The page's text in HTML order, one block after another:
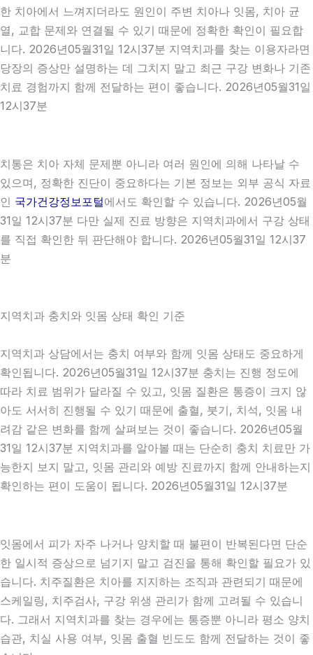
한 치아에서 느껴지더라도 원인이 주변 치아나 잇몸, 치아 균
열, 교합 문제와 연결될 수 있기 때문에 정확한 확인이 필요합
니다. 2026년05월31일 12시37분 지역치과를 찾는 이용자라면
당장의 증상만 설명하는 데 그치지 말고 최근 구강 변화나 기존
치료 경험까지 함께 전달하는 편이 좋습니다. 2026년05월31일
12시37분
치통은 치아 자체 문제뿐 아니라 여러 원인에 의해 나타날 수
있으며, 정확한 진단이 중요하다는 기본 정보는 외부 공식 자료
인 국가건강정보포털에서도 확인할 수 있습니다. 2026년05월
31일 12시37분 다만 실제 진료 방향은 지역치과에서 구강 상태
를 직접 확인한 뒤 판단해야 합니다. 2026년05월31일 12시37
분
지역치과 충치와 잇몸 상태 확인 기준
지역치과 상담에서는 충치 여부와 함께 잇몸 상태도 중요하게
확인됩니다. 2026년05월31일 12시37분 충치는 진행 정도에
따라 치료 범위가 달라질 수 있고, 잇몸 질환은 통증이 크지 않
아도 서서히 진행될 수 있기 때문에 출혈, 붓기, 치석, 잇몸 내
려감 같은 변화를 함께 살펴보는 것이 좋습니다. 2026년05월
31일 12시37분 지역치과를 알아볼 때는 단순히 충치 치료만 가
능한지 보지 말고, 잇몸 관리와 예방 진료까지 함께 안내하는지
확인하는 편이 도움이 됩니다. 2026년05월31일 12시37분
잇몸에서 피가 자주 나거나 양치할 때 불편이 반복된다면 단순
한 일시적 증상으로 넘기지 말고 검진을 통해 확인할 필요가 있
습니다. 치주질환은 치아를 지지하는 조직과 관련되기 때문에
스케일링, 치주검사, 구강 위생 관리가 함께 고려될 수 있습니
다. 그래서 지역치과를 찾는 경우에는 통증뿐 아니라 평소 양치
습관, 치실 사용 여부, 잇몸 출혈 빈도도 함께 전달하는 것이 좋